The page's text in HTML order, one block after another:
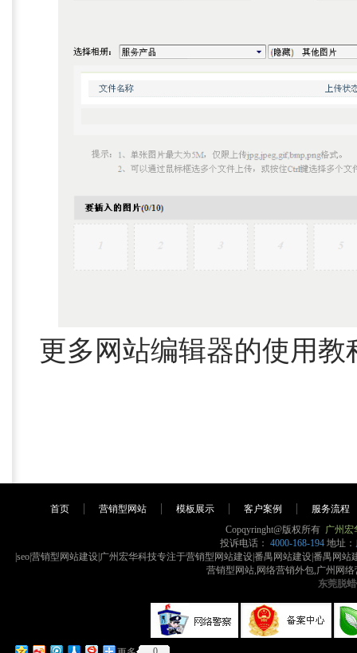
更多网站编辑器的使用教
首页 营销型网站 模板展示 客户案例
服务流程
Copqyringht@版权所有 广州宏
投诉电话： 4000-168-194 地址：
|seo|营销型网站建设|广州宏华科技专注于营销型网站建设|番禺网站建设|番禺网
营销型网站,网络营销外包,广州网
东莞脱